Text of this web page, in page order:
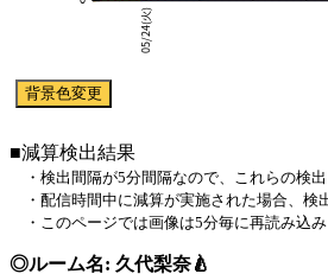
■減算検出結果
・検出間隔が5分間隔なので、これらの検
・配信時間中に減算が実施された場合、検
・このページでは画像は5分毎に再読み込
◎ルーム名: 久代梨奈🍐